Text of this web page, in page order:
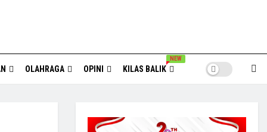
OLAHRAGA OPINI KILAS BALIK
NEW